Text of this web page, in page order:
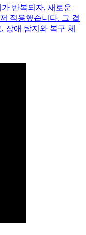
반복되자, 새로운
적용했습니다. 그 결
장애 탐지와 복구 체